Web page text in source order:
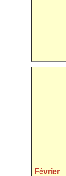
Février